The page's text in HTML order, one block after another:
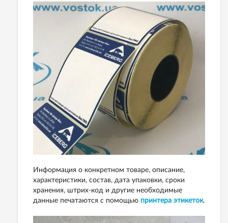
Информация о конкретном товаре, описание,
характеристики, состав, дата упаковки, сроки
хранения, штрих-код и другие необходимые
данные печатаются с помощью принтера этикеток.